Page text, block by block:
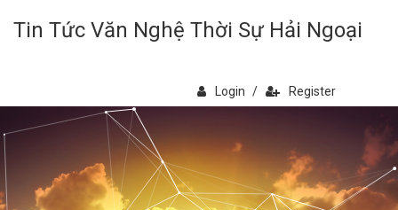
Tin Tức Văn Nghệ Thời Sự Hải Ngoại
Login / Register